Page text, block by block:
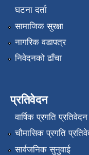
घटना दर्ता
सामाजिक सुरक्षा
नागरिक वडापत्र
निवेदनको ढाँचा
प्रतिवेदन
वार्षिक प्रगति प्रतिवेदन
चौमासिक प्रगति
सार्वजनिक सुनुवाई